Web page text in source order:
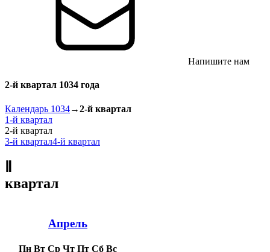
Напишите нам
2-й квартал 1034 года
Календарь 1034→2-й квартал
1-й квартал
2-й квартал
3-й квартал4-й квартал
квартал
Апрель
Пн Вт Ср Чт Пт Сб Вс